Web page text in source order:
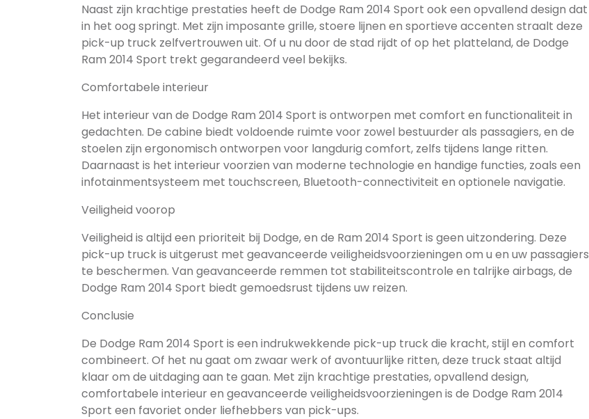
Naast zijn krachtige prestaties heeft de Dodge Ram 2014 Sport ook een opvallend design dat
in het oog springt. Met zijn imposante grille, stoere lijnen en sportieve accenten straalt deze
pick-up truck zelfvertrouwen uit. Of u nu door de stad rijdt of op het platteland, de Dodge
Ram 2014 Sport trekt gegarandeerd veel bekijks.
Comfortabele interieur
Het interieur van de Dodge Ram 2014 Sport is ontworpen met comfort en functionaliteit in
gedachten. De cabine biedt voldoende ruimte voor zowel bestuurder als passagiers, en de
stoelen zijn ergonomisch ontworpen voor langdurig comfort, zelfs tijdens lange ritten.
Daarnaast is het interieur voorzien van moderne technologie en handige functies, zoals een
infotainmentsysteem met touchscreen, Bluetooth-connectiviteit en optionele navigatie.
Veiligheid voorop
Veiligheid is altijd een prioriteit bij Dodge, en de Ram 2014 Sport is geen uitzondering. Deze
pick-up truck is uitgerust met geavanceerde veiligheidsvoorzieningen om u en uw passagiers
te beschermen. Van geavanceerde remmen tot stabiliteitscontrole en talrijke airbags, de
Dodge Ram 2014 Sport biedt gemoedsrust tijdens uw reizen.
Conclusie
De Dodge Ram 2014 Sport is een indrukwekkende pick-up truck die kracht, stijl en comfort
combineert. Of het nu gaat om zwaar werk of avontuurlijke ritten, deze truck staat altijd
klaar om de uitdaging aan te gaan. Met zijn krachtige prestaties, opvallend design,
comfortabele interieur en geavanceerde veiligheidsvoorzieningen is de Dodge Ram 2014
Sport een favoriet onder liefhebbers van pick-ups.